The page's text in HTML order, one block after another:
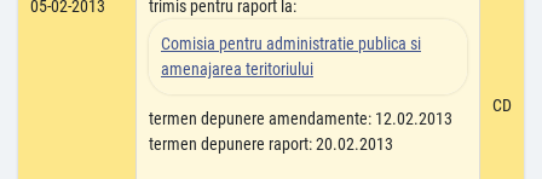
05-02-2013
trimis pentru raport la:
Comisia pentru administratie publica si
amenajarea teritoriului
termen depunere amendamente: 12.02.2013
termen depunere raport: 20.02.2013
CD